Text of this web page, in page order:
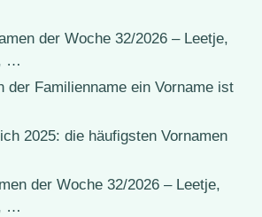
der Woche 32/2026 – Leetje,
…
der Familienname ein Vorname ist
2025: die häufigsten Vornamen
der Woche 32/2026 – Leetje,
…